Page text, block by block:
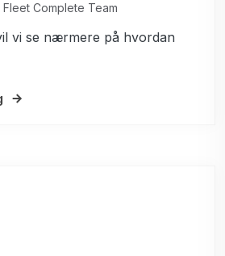
Fleet Complete Team
vi se nærmere på hvordan